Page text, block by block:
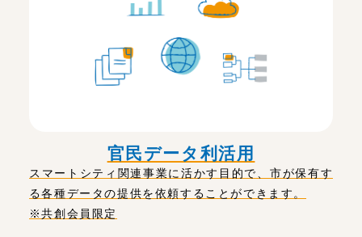
官民データ利活用
スマートシティ関連事業に活かす目的で、市が保有す
る各種データの提供を依頼することができます。
※共創会員限定